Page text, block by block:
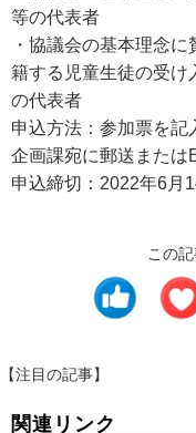
等の代表者
・協議会の基本理念
籍する児童生徒の受け
の代表者
申込方法：参加票を
企画課宛に郵送または
申込締切：2022年6月
この
【注目の記事】
関連リンク